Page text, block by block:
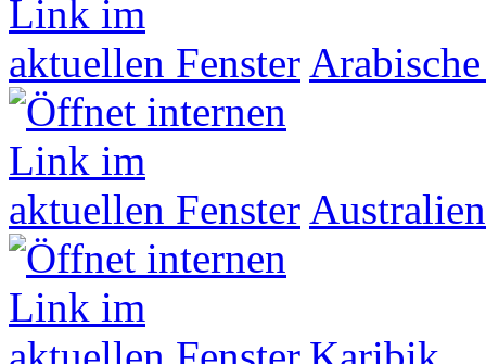
Australien